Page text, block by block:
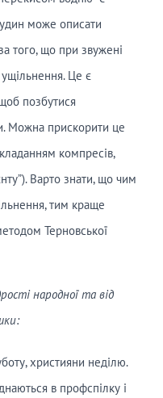
може описати
того, що при звужені
Це є
позбутися
Можна прискорити це
компресів,
Варто знати, що чим
тим краще
Терновської
народної та від
:
християни неділю.
в профспілку і